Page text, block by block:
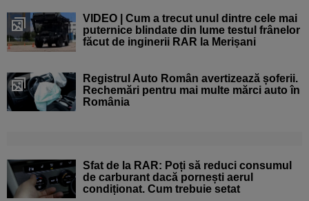
VIDEO | Cum a trecut unul dintre cele mai
puternice blindate din lume testul frânelor
făcut de inginerii RAR la Merișani
Registrul Auto Român avertizează șoferii.
Rechemări pentru mai multe mărci auto în
România
Sfat de la RAR: Poți să reduci consumul
de carburant dacă pornești aerul
condiționat. Cum trebuie setat